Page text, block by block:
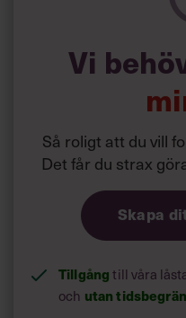
Vi
Så roligt att du vill
Det får du strax
Skapa
Tillgångtill våra
och utan